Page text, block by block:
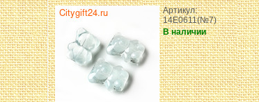
Артикул:
14E0611(№7)
В наличии